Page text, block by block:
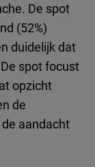
De spot
(52%)
duidelijk dat
spot focust
opzicht
de
aandacht